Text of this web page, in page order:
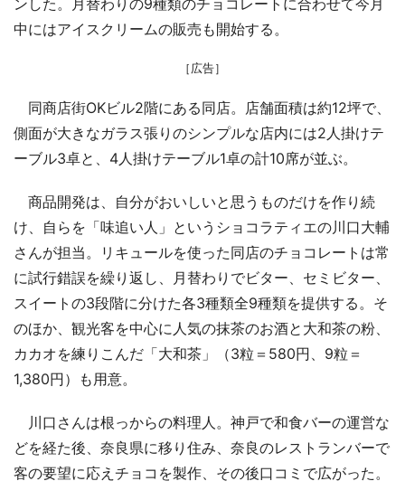
ンした。月替わりの9種類のチョコレートに合わせて今月
中にはアイスクリームの販売も開始する。
［広告］
同商店街OKビル2階にある同店。店舗面積は約12坪で、
側面が大きなガラス張りのシンプルな店内には2人掛けテ
ーブル3卓と、4人掛けテーブル1卓の計10席が並ぶ。
商品開発は、自分がおいしいと思うものだけを作り続
け、自らを「味追い人」というショコラティエの川口大輔
さんが担当。リキュールを使った同店のチョコレートは常
に試行錯誤を繰り返し、月替わりでビター、セミビター、
スイートの3段階に分けた各3種類全9種類を提供する。そ
のほか、観光客を中心に人気の抹茶のお酒と大和茶の粉、
カカオを練りこんだ「大和茶」（3粒＝580円、9粒＝
1,380円）も用意。
川口さんは根っからの料理人。神戸で和食バーの運営な
どを経た後、奈良県に移り住み、奈良のレストランバーで
客の要望に応えチョコを製作、その後口コミで広がった。